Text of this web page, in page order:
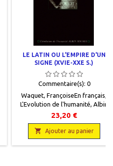
LE LATIN OU L'EMPIRE D'UN
SIGNE (XVIE-XXE S.)
Commentaire(s): 0
Waquet, FrançoiseEn français,
L'Evolution de l'humanité, Albin
Michel, 1999, 14,5 x 22,5, 414
pages, broché. Neuf,
9782226106797
23,20 €
 Ajouter au panier